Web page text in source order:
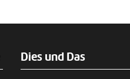
Dies und Das